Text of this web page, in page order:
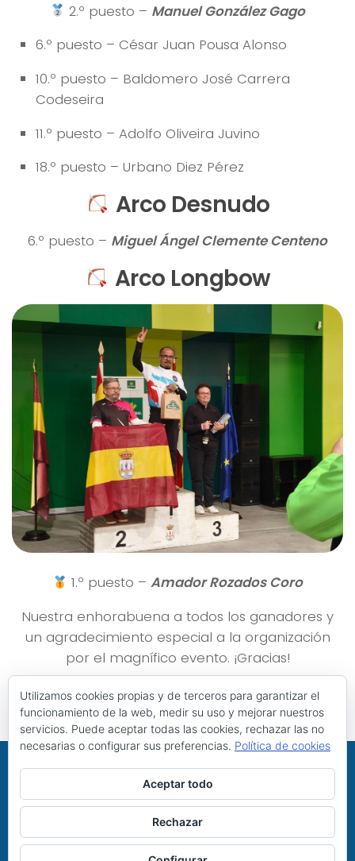
2.º puesto – Manuel González Gago
6.º puesto – César Juan Pousa Alonso
10.º puesto – Baldomero José Carrera
Codeseira
11.º puesto – Adolfo Oliveira Juvino
18.º puesto – Urbano Diez Pérez
Arco Desnudo
6.º puesto – Miguel Ángel Clemente Centeno
Arco Longbow
1.º puesto –Amador Rozados Coro
Nuestra enhorabuena a todos los ganadores y
un agradecimiento especial a la organización
por el magnífico evento. ¡Gracias!
CDF Arqueros Susarros de Bembibre © 2026. Todos los
derechos reservados.
Utilizamos cookies propias y de terceros para garantizar el
funcionamiento de la web, medir su uso y mejorar nuestros
servicios. Puede aceptar todas las cookies, rechazar las no
necesarias o configurar sus preferencias. Política de cookies
Aceptar todo
Rechazar